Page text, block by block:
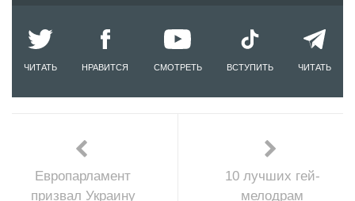
ЧИТАТЬ НРАВИТСЯ СМОТРЕТЬ ВСТУПИТЬ ЧИТАТЬ
Европарламент
призвал Украину
10 лучших гей-
мелодрам